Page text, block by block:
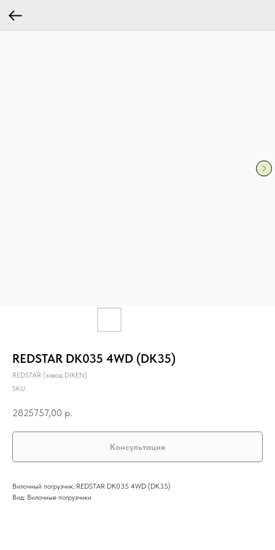
REDSTAR DK035 4WD (DK35)
REDSTAR (завод DIKEN)
SKU:
2825757,00 р.
Консультация
Вилочный погрузчик, REDSTAR DK035 4WD (DK35)
Вид: Вилочные погрузчики